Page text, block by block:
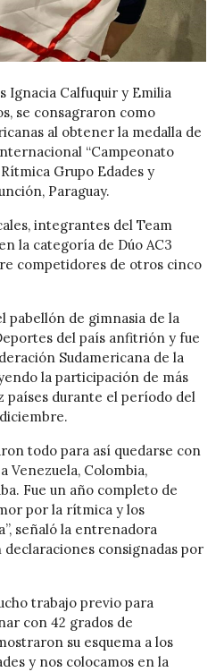
Ignacia Calfuquir y Emilia
se consagraron como
al obtener la medalla de
“Campeonato
Grupo Edades y
Paraguay.
integrantes del Team
la categoría de Dúo AC3
competidores de otros cinco
pabellón de gimnasia de la
del país anfitrión y fue
Sudamericana de la
la participación de más
países durante el período del
todo para así quedarse con
Venezuela, Colombia,
Fue un año completo de
por la rítmica y los
señaló la entrenadora
declaraciones consignadas por
trabajo previo para
con 42 grados de
su esquema a los
y nos colocamos en la